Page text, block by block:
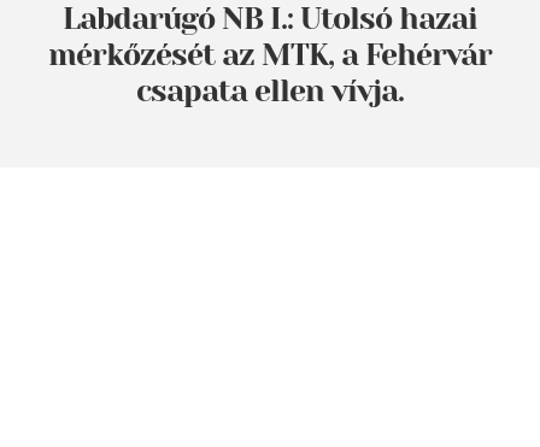
Labdarúgó NB I.: Utolsó hazai
mérkőzését az MTK, a Fehérvár
csapata ellen vívja.